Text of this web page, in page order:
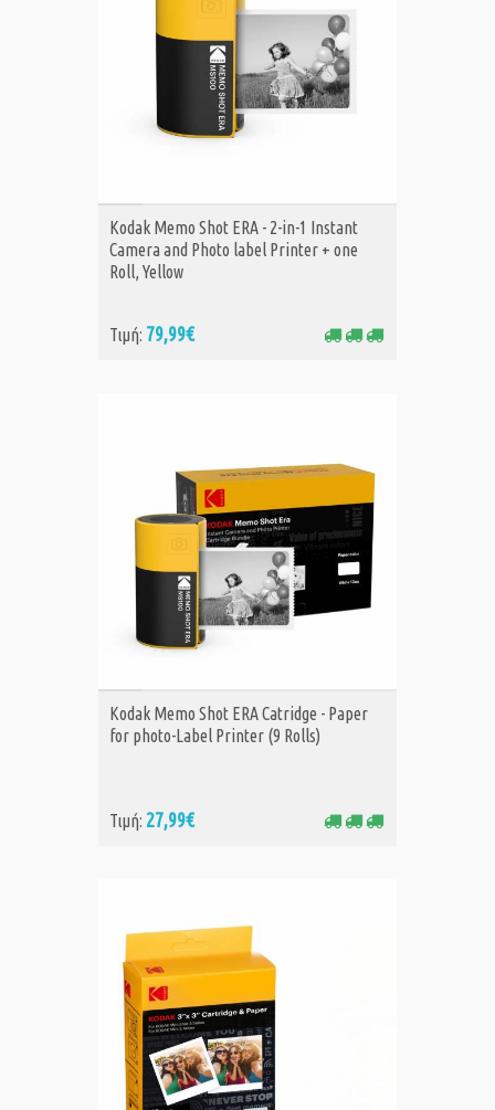
ΑΓΟΡΑ
Kodak Memo Shot ERA - 2-in-1 Instant
Camera and Photo label Printer + one
Roll, Yellow
Τιμή: 79,99€
ΑΓΟΡΑ
Kodak Memo Shot ERA Catridge - Paper
for photo-Label Printer (9 Rolls)
Τιμή: 27,99€